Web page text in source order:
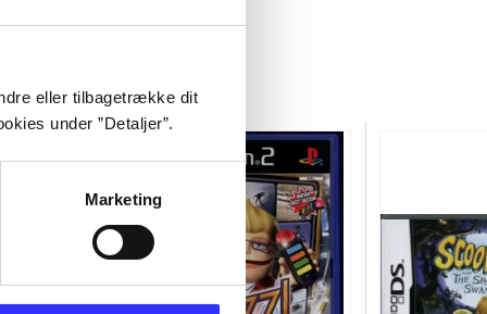
eller tilbagetrække dit
under ”Detaljer”.
Marketing